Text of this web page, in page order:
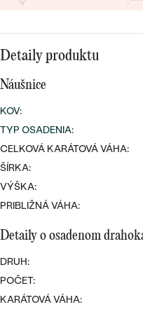
obrúčky
DRAHOKAM
PODĽA MATERIÁLU
PLATINA
STRIEBRO
S LAB GROWN
S PERLAMI
SYMBOLICKÉ
MINIMALISTICKÉ
PODĽA
PODĽA FARBY
LUXUSNÉ
LUXUSNÉ
Detaily produktu
Náušnice
KOV:
TYP OSADENIA:
CELKOVÁ KARÁTOVÁ VÁHA:
ŠÍRKA:
VÝŠKA:
PRIBLIŽNÁ VÁHA:
Detaily o osadenom
DRUH:
POČET:
KARÁTOVÁ VÁHA: